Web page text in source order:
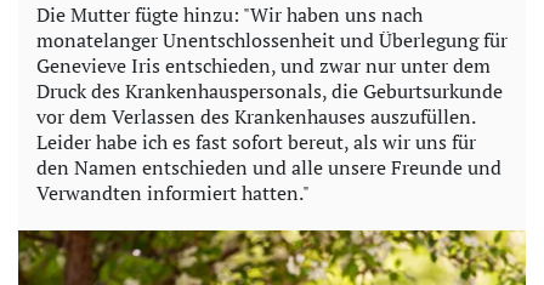
Die Mutter fügte hinzu: "Wir haben uns nach
monatelanger Unentschlossenheit und Überlegung für
Genevieve Iris entschieden, und zwar nur unter dem
Druck des Krankenhauspersonals, die Geburtsurkunde
vor dem Verlassen des Krankenhauses auszufüllen.
Leider habe ich es fast sofort bereut, als wir uns für
den Namen entschieden und alle unsere Freunde und
Verwandten informiert hatten."